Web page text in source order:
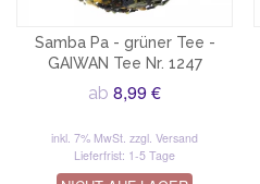
Samba Pa - grüner Tee -
GAIWAN Tee Nr. 1247
ab8,99 €
inkl. 7% MwSt.zzgl. Versand
Lieferfrist: 1-5 Tage